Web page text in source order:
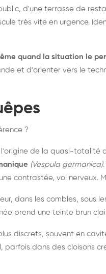
d'une terrasse de
très vite en urgence.
quand la situation le
et d'orienter vers le
?
de la quasi-totalité
(Vespula germanica)
contrastée, vol nerveux.
dans les combles, sous
prend une teinte brun
discrets, souvent en
dans des cloisons